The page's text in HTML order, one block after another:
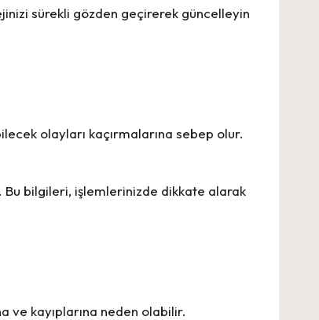
sürekli gözden geçirerek güncelleyin
olayları kaçırmalarına sebep olur.
bilgileri, işlemlerinizde dikkate alarak
ve kayıplarına neden olabilir.